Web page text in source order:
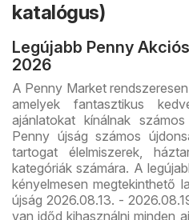
katalógus)
Legújabb Penny
2026
A Penny Market
amelyek fantasztikus
ajánlatokat kínálnak
Penny újság számos
tartogat élelmiszerek,
kategóriák számára. A
kényelmesen megtekinthető
újság 2026.08.13. -
van időd kihasználni minden